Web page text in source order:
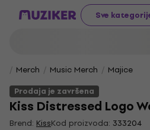
Sve
Merch Music Merch
Majice
Prodaja je završena
Kiss Distressed Logo
Brend: KissKod proizvoda: 333204